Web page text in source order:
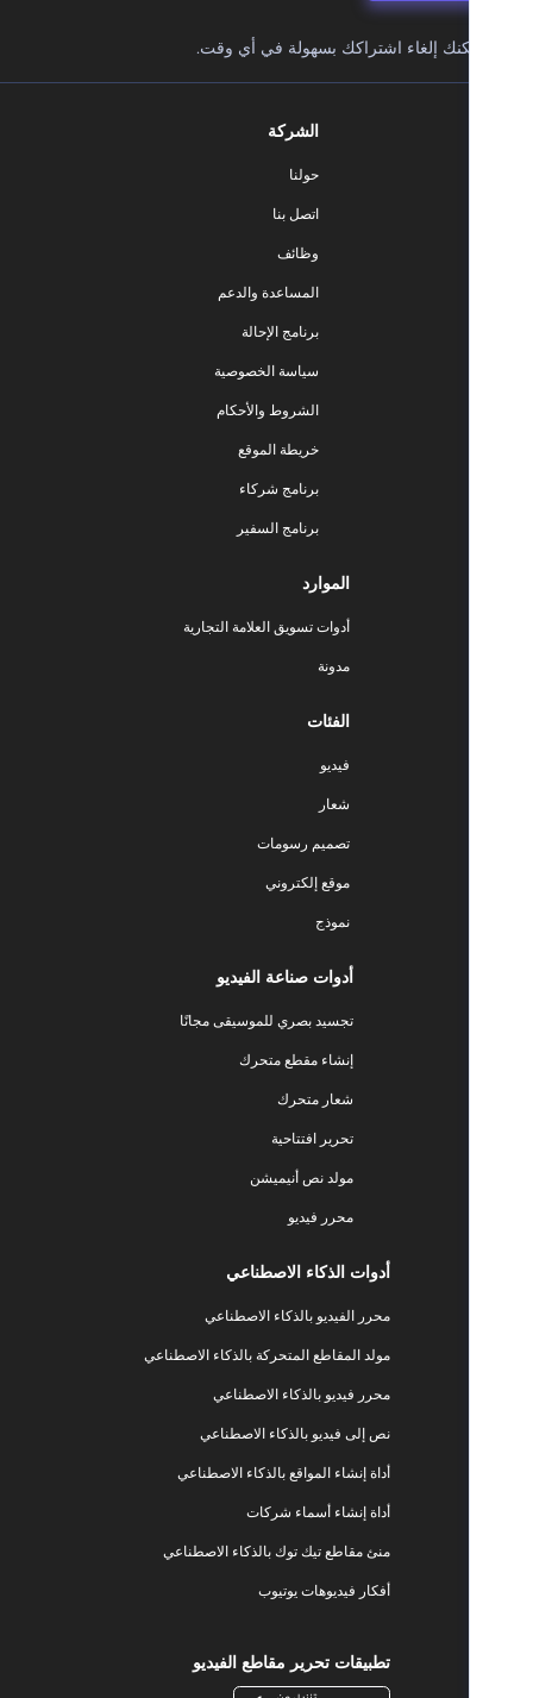
إلغاء اشتراكك بسهولة في أي وقت.
المساعدة والدعم
برنامج الإحالة
سياسة الخصوصية
الشروط والأحكام
خريطة الموقع
برنامج شركاء
برنامج السفير
أدوات تسويق العلامة التجارية
تصميم رسومات
موقع إلكتروني
أدوات صناعة الفيديو
تجسيد بصري للموسيقى مجانًا
إنشاء مقطع متحرك
شعار متحرك
تحرير افتتاحية
مولد نص أنيميشن
محرر فيديو
أدوات الذكاء الاصطناعي
محرر الفيديو بالذكاء الاصطناعي
مولد المقاطع المتحركة بالذكاء الاصطناعي
محرر فيديو بالذكاء الاصطناعي
نص إلى فيديو بالذكاء الاصطناعي
أداة إنشاء المواقع بالذكاء الاصطناعي
أداة إنشاء أسماء شركات
منئ مقاطع تيك توك بالذكاء الاصطناعي
أفكار فيديوهات يوتيوب
تطبيقات تحرير مقاطع الفيديو